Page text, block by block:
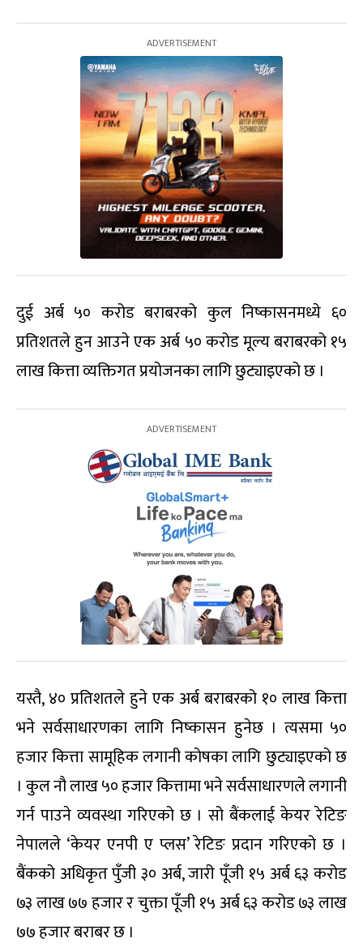
दुई अर्ब ५० करोड बराबरको कुल निष्कासनमध्ये ६०
प्रतिशतले हुन आउने एक अर्ब ५० करोड मूल्य बराबरको १५
लाख कित्ता व्यक्तिगत प्रयोजनका लागि छुट्याइएको छ ।
यस्तै, ४० प्रतिशतले हुने एक अर्ब बराबरको १० लाख कित्ता
भने सर्वसाधारणका लागि निष्कासन हुनेछ । त्यसमा ५०
हजार कित्ता सामूहिक लगानी कोषका लागि छुट्याइएको छ
। कुल नौ लाख ५० हजार कित्तामा भने सर्वसाधारणले लगानी
गर्न पाउने व्यवस्था गरिएको छ । सो बैंकलाई केयर रेटिङ
नेपालले ‘केयर एनपी ए प्लस’ रेटिङ प्रदान गरिएको छ ।
बैंकको अधिकृत पुँजी ३० अर्ब, जारी पूँजी १५ अर्ब ६३ करोड
७३ लाख ७७ हजार र चुक्ता पूँजी १५ अर्ब ६३ करोड ७३ लाख
७७ हजार बराबर छ ।